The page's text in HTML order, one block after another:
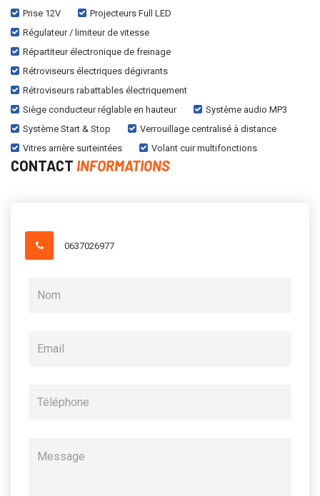
Prise 12V
Projecteurs Full LED
Régulateur / limiteur de vitesse
Répartiteur électronique de freinage
Rétroviseurs électriques dégivrants
Rétroviseurs rabattables électriquement
Siège conducteur réglable en hauteur
Système audio MP3
Système Start & Stop
Verrouillage centralisé à distance
Vitres arrière surteintées
Volant cuir multifonctions
CONTACT INFORMATIONS
0637026977